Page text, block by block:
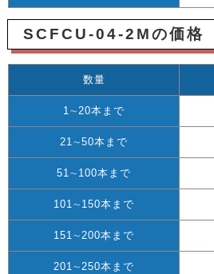
SCFCU-04-2Mの価格
数量
1∼20本まで
21∼50本まで
51∼100本まで
101∼150本まで
151∼200本まで
201∼250本まで